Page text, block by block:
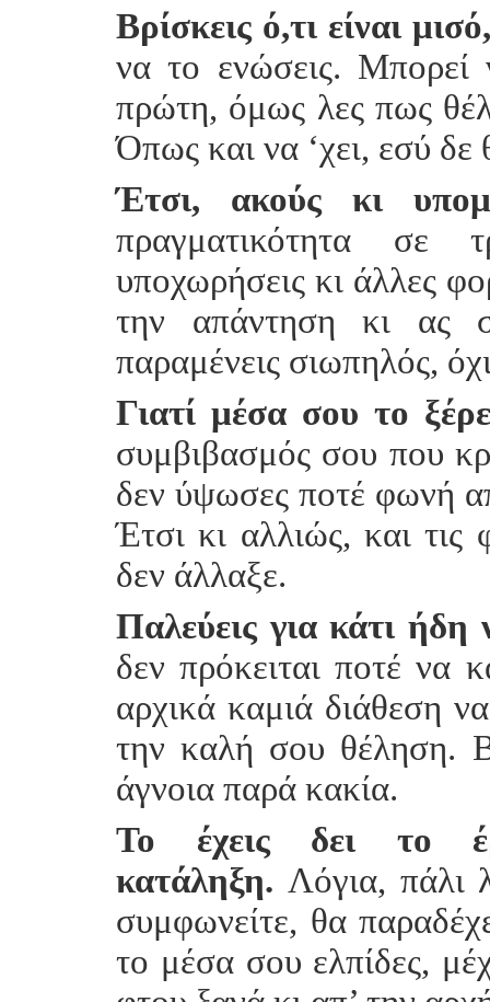
Βρίσκεις ό,τι είναι
να το ενώσεις. Μπορεί
πρώτη, όμως λες πως
Όπως και να ‘χει, εσύ δε
Έτσι, ακούς κι
πραγματικότητα σε
υποχωρήσεις κι άλλες
την απάντηση κι ας
παραμένεις σιωπηλός,
Γιατί μέσα σου το
συμβιβασμός σου που
δεν ύψωσες ποτέ φωνή
Έτσι κι αλλιώς, και τις
δεν άλλαξε.
Παλεύεις για κάτι ήδη
δεν πρόκειται ποτέ να
αρχικά καμιά διάθεση
την καλή σου θέληση.
άγνοια παρά κακία.
Το έχεις δει το
κατάληξη. Λόγια, πάλι
συμφωνείτε, θα
το μέσα σου ελπίδες,